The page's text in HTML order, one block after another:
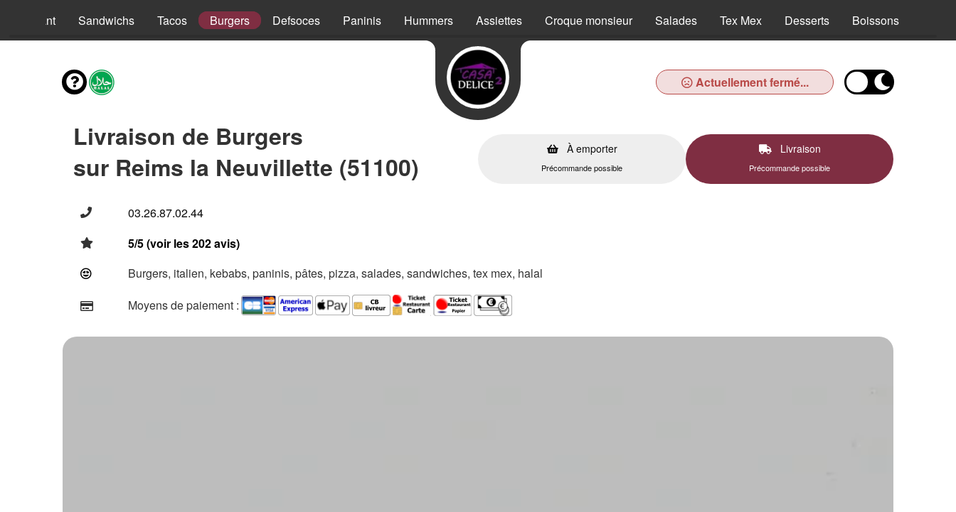
Enfant Sandwichs Tacos Burgers Defsoces Paninis Hummers Assiettes Croque monsieur Salades Tex Mex Desserts Boissons
Actuellement fermé...
Livraison de Burgers
sur Reims la Neuvillette (51100)
À emporter
Précommande possible
Livraison
Précommande possible
03.26.87.02.44
5/5 (voir les 202 avis)
Burgers, italien, kebabs, paninis, pâtes, pizza, salades, sandwiches, tex mex, halal
Moyens de paiement :